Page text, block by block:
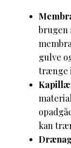
brugen
gulve
trænge
kan